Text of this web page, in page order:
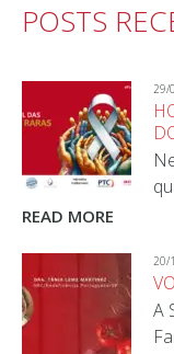
POSTS
29/
READ MORE
20/
A